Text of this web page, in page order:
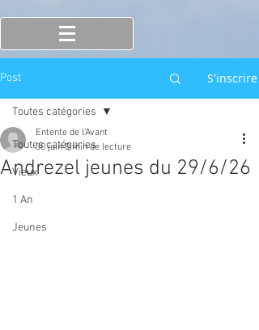
Post S'inscrire
Toutes catégories
Vieux
1 An
Jeunes
Toutes catégories
Andrezel jeunes du 29/6/26
Entente de l'Avant
30 juin 0 min de lecture